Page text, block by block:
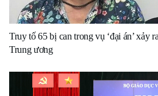
Truy tố 65 bị can trong vụ ‘đại án’ xảy
Trung ương